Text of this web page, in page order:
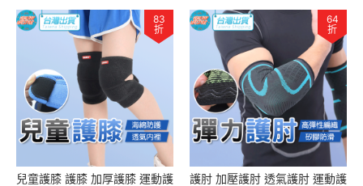
83
折
兒童護膝 護膝 加厚護膝 運動護
64
折
護肘 加壓護肘 透氣護肘 運動護